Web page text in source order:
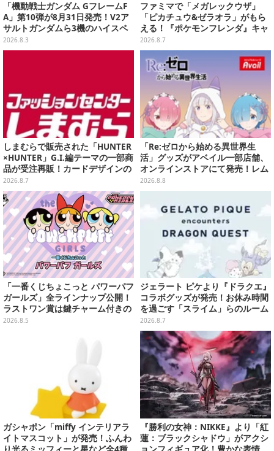
「機動戦士ガンダム GフレームF
A」第10弾が8月31日発売！V2ア
サルトガンダムら3機のハイスペ
ック可動フィギュア
2026.8.3
ファミマで「メガレックウザ」
「ピカチュウ&ゼラオラ」がもら
える！『ポケモンフレンダ』キャ
ンペーンが8月11日開始
2026.8.7
しまむらで販売された「HUNTER
×HUNTER」G.I.編テーマの一部商
品が受注再販！カードデザインの
キーホルダーや、キルアたちのセ
リフ付ソックスなど
2026.8.7
「Re:ゼロから始める異世界生
活」グッズがアベイル一部店舗、
オンラインストアにて発売！レム
＆ラムTシャツなどラインナップ
2026.8.8
「一番くじちょこっと パワーパフ
ガールズ」全ラインナップ公開！
ラストワン賞は鍵チャーム付きの
シール帳スペシャルセットを用意
2026.8.5
ジェラート ピケより『ドラクエ』
コラボグッズが発売！お休み時間
を過ごす「スライム」らのルーム
ウェア、雑貨など多数ラインナッ
プ
2026.8.7
ガシャポン「miffy インテリアラ
イトマスコット」が発売！ふんわ
『勝利の女神：NIKKE』より「紅
蓮：ブラックシャドウ」がアクシ